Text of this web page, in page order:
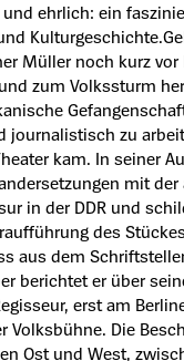
ehrlich: ein
Müller noch kurz vor
zum Volkssturm
zu
kam. In seiner
mit der
in der DDR und
des
aus dem
berichtet er über
erst am
Volksbühne. Die
Ost und West,